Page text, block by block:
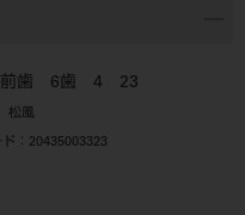
前歯 6歯 4 23
松風
：20435003323